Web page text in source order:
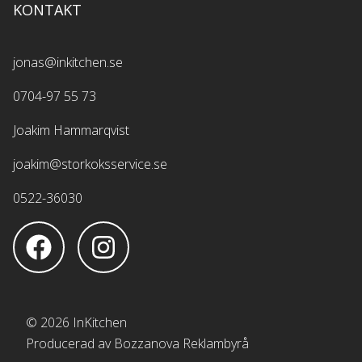
KONTAKT
jonas@inkitchen.se
0704-97 55 73
Joakim Hammarqvist
joakim@storkoksservice.se
0522-36030
© 2026 InKitchen
Producerad av Bozzanova Reklambyrå